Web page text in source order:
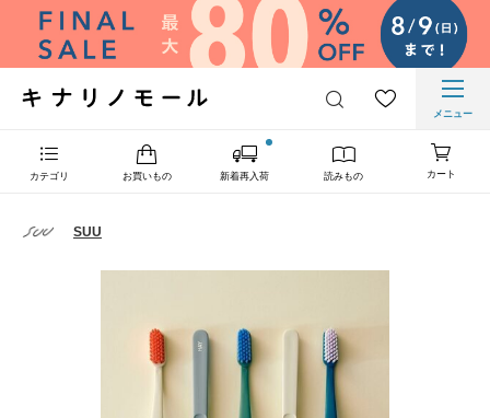
メニュー
カテゴリ お買いもの 新着再入荷 読みもの カート
SUU